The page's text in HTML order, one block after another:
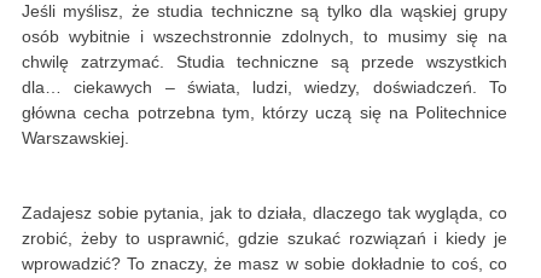
Jeśli myślisz, że studia techniczne są tylko dla wąskiej grupy
osób wybitnie i wszechstronnie zdolnych, to musimy się na
chwilę zatrzymać. Studia techniczne są przede wszystkich
dla… ciekawych – świata, ludzi, wiedzy, doświadczeń. To
główna cecha potrzebna tym, którzy uczą się na Politechnice
Warszawskiej.
Zadajesz sobie pytania, jak to działa, dlaczego tak wygląda, co
zrobić, żeby to usprawnić, gdzie szukać rozwiązań i kiedy je
wprowadzić? To znaczy, że masz w sobie dokładnie to coś, co